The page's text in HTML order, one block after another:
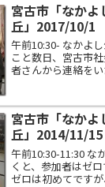
宮古市「なか
丘」2017/10/1
午前10:30- なかよ
こと数日、宮古市
者さんから連絡を
よし公園」「児童
土ヶ浜第三駐車場...
宮古市「なか
丘」2014/11/15
午前10:30-11:30 な
くと、参加者はゼ
ゼロは初めてです